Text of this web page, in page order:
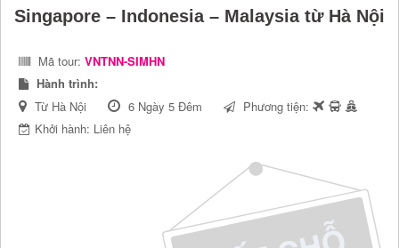
Singapore – Indonesia – Malaysia từ Hà Nội
Mã tour: VNTNN-SIMHN
Hành trình:
Từ Hà Nội
6 Ngày 5 Đêm
Phương tiện:
Khởi hành: Liên hệ